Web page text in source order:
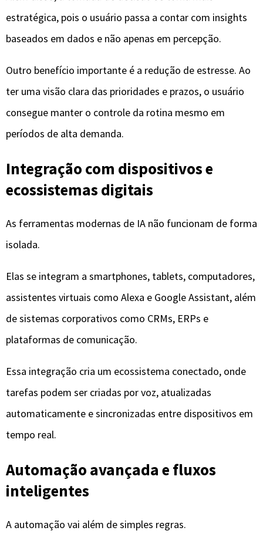
ecossistemas digitais
As ferramentas modernas de IA não funcionam de forma
isolada.
Elas se integram a smartphones, tablets, computadores,
assistentes virtuais como Alexa e Google Assistant, além
de sistemas corporativos como CRMs, ERPs e
plataformas de comunicação.
Essa integração cria um ecossistema conectado, onde
tarefas podem ser criadas por voz, atualizadas
automaticamente e sincronizadas entre dispositivos em
Automação avançada e fluxos
inteligentes
A automação vai além de simples regras.
Hoje, as ferramentas conseguem criar fluxos
inteligentes que se adaptam ao contexto. Por exemplo,
um atraso em uma tarefa pode automaticamente
reagendar outras atividades relacionadas e notificar os
envolvidos.
Esse nível de automação torna a gestão de projetos
mais resiliente e menos dependente de intervenção